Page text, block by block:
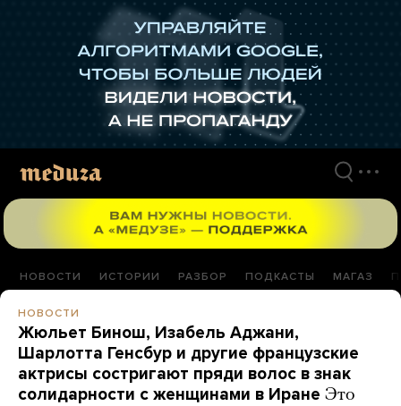
НОВОСТИ ИСТОРИИ РАЗБОР ПОДКАСТЫ МАГАЗ
НОВОСТИ
Жюльет Бинош, Изабель Аджани,
Шарлотта Генсбур и другие французские
актрисы состригают пряди волос в знак
солидарности с женщинами в Иране Это